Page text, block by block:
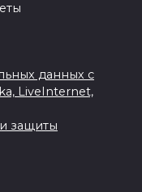
данных с
LiveInternet,
защиты